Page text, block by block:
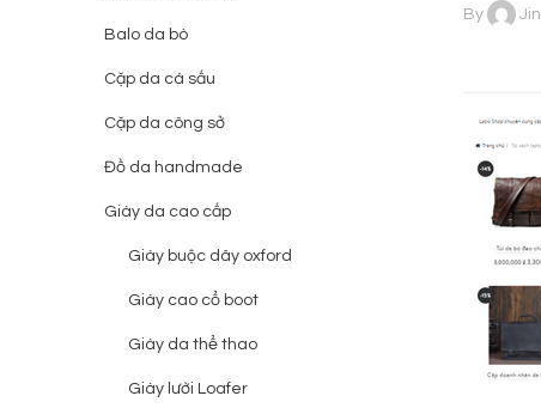
By
Balo da bò
Cặp da cá sấu
Cặp da công sở
Đồ da handmade
Giày da cao cấp
Giày buộc dây oxford
Giày cao cổ boot
Giày da thể thao
Giày lười Loafer